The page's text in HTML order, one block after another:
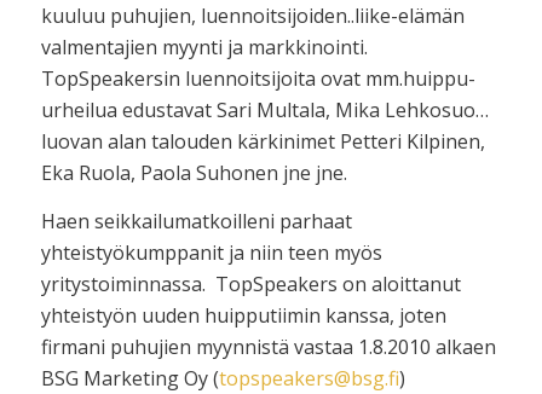
kuuluu puhujien, luennoitsijoiden..liike-elämän
valmentajien myynti ja markkinointi.
TopSpeakersin luennoitsijoita ovat mm.huippu-
urheilua edustavat Sari Multala, Mika Lehkosuo…
luovan alan talouden kärkinimet Petteri Kilpinen,
Eka Ruola, Paola Suhonen jne jne.
Haen seikkailumatkoilleni parhaat
yhteistyökumppanit ja niin teen myös
yritystoiminnassa. TopSpeakers on aloittanut
yhteistyön uuden huipputiimin kanssa, joten
firmani puhujien myynnistä vastaa 1.8.2010 alkaen
BSG Marketing Oy (topspeakers@bsg.fi)